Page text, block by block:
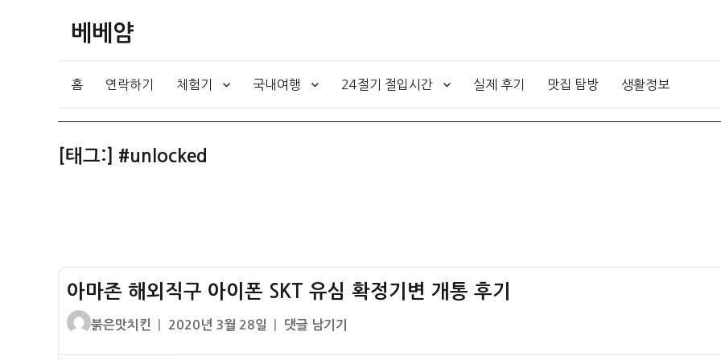
베베얌
홈 연락하기 체험기 국내여행 24절기 절입시간 실제 후기 맛집 탐방 생활정보
[태그:] #unlocked
아마존 해외직구 아이폰 SKT 유심 확정기변 개통 후기
글
붉은맛치킨
작
2020년 3월 28일
아
댓글 남기기